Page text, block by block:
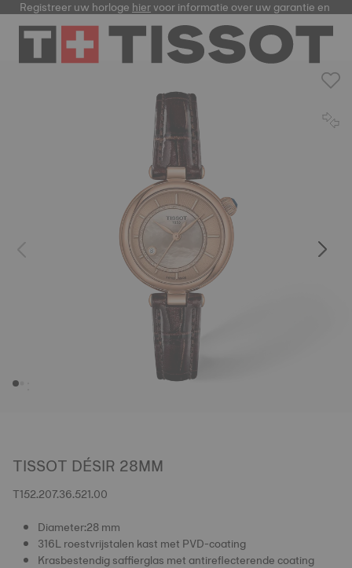
Registreer uw horlogehiervoor informatie over uw garantie en
TISSOT DÉSIR 28MM
T152.207.36.521.00
Diameter:28 mm
316L roestvrijstalen kast met PVD-coating
Krasbestendig saffierglas met antireflecterende coating